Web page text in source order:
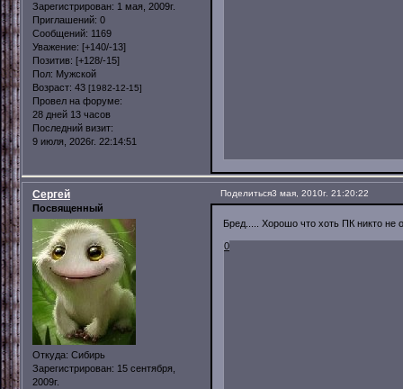
Зарегистрирован: 1 мая, 2009г.
Приглашений: 0
Сообщений: 1169
Уважение: [+140/-13]
Позитив: [+128/-15]
Пол: Мужской
Возраст: 43 [1982-12-15]
Провел на форуме:
28 дней 13 часов
Последний визит:
9 июля, 2026г. 22:14:51
Поделиться3 мая, 2010г. 21:20:22
Сергей
Посвященный
Откуда: Сибирь
Зарегистрирован: 15 сентября,
2009г.
Бред..... Хорошо что хоть ПК никто не
0